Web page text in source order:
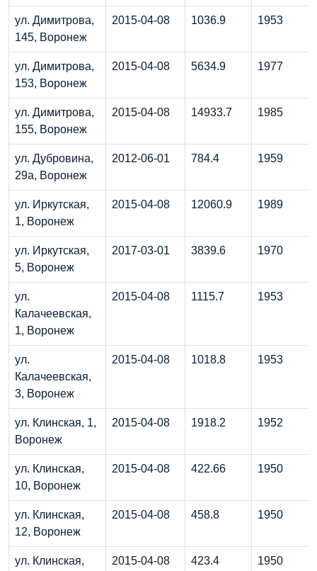
ул. Димитрова,
145, Воронеж
2015-04-08 1036.9 1953
ул. Димитрова,
153, Воронеж
2015-04-08 5634.9 1977
ул. Димитрова,
155, Воронеж
2015-04-08 14933.7 1985
ул. Дубровина,
29а, Воронеж
2012-06-01 784.4 1959
ул. Иркутская,
1, Воронеж
2015-04-08 12060.9 1989
ул. Иркутская,
5, Воронеж
2017-03-01 3839.6 1970
ул.
Калачеевская,
1, Воронеж
2015-04-08 1115.7 1953
ул.
Калачеевская,
3, Воронеж
2015-04-08 1018.8 1953
ул. Клинская, 1,
Воронеж
2015-04-08 1918.2 1952
ул. Клинская,
10, Воронеж
2015-04-08 422.66 1950
ул. Клинская,
12, Воронеж
2015-04-08 458.8 1950
ул. Клинская,
2015-04-08 423.4 1950